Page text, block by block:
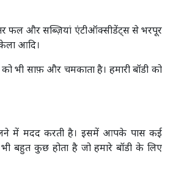
फल और सब्ज़ियां एंटीऑक्‍सीडेंट्स से भरपूर
आदि।
भी साफ़ और चमकाता है। हमारी बॉडी को
में मदद करती है। इसमें आपके पास कई
बहुत कुछ होता है जो हमारे बॉडी के लिए